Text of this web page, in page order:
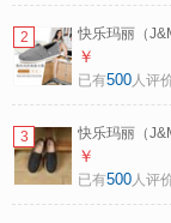
色 （亮片升级
38 240mm
2
快乐玛丽（
帆布鞋女士单鞋
2026春季新款
38 240mm
￥
已有500人评
3
快乐玛丽（
渔夫鞋男休闲
春夏新款麻底
￥
已有500人评